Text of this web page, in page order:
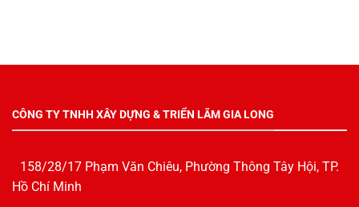
CÔNG TY TNHH XÂY DỰNG & TRIỂN LÃM GIA LONG
158/28/17 Phạm Văn Chiêu, Phường Thông Tây Hội, TP.
Hồ Chí Minh